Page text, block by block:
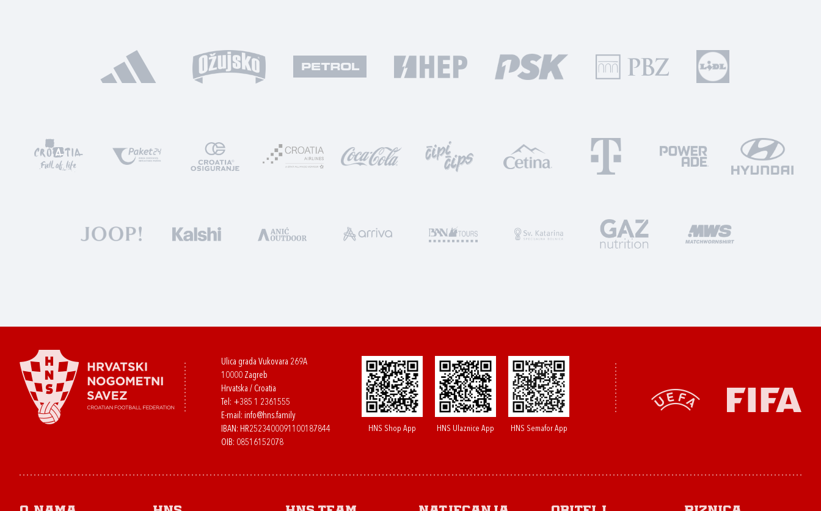
Ulica grada Vukovara 269A
10000 Zagreb
Hrvatska / Croatia
Tel: +385 1 2361555
E-mail: info@hns.family
IBAN: HR2523400091100187844
OIB: 08516152078
HNS Shop App HNS Ulaznice App HNS Semafor App